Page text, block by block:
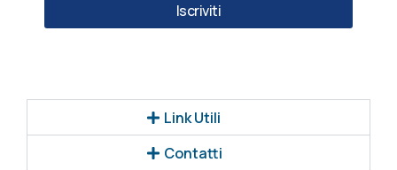
Iscriviti
Link Utili
Contatti